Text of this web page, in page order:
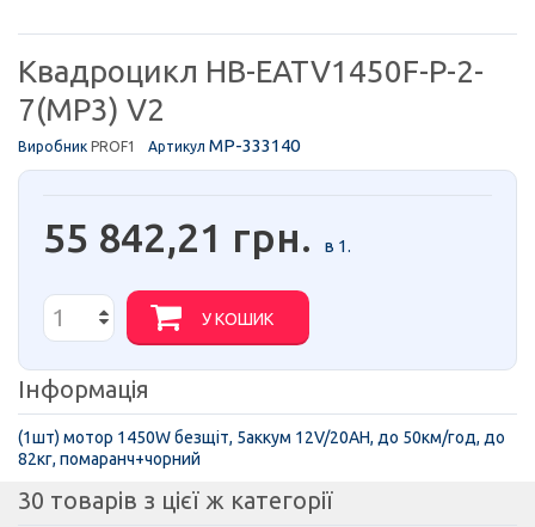
Квадроцикл HB-EATV1450F-P-2-
7(MP3) V2
Виробник PROF1 Артикул MP-333140
55 842,21 грн. в 1.
У КОШИК
Інформація
(1шт) мотор 1450W безщіт, 5аккум 12V/20AH, до 50км/год, до
82кг, помаранч+чорний
30 товарів з цієї ж категорії